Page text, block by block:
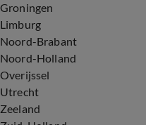
Groningen
Limburg
Noord-Brabant
Noord-Holland
Overijssel
Utrecht
Zeeland